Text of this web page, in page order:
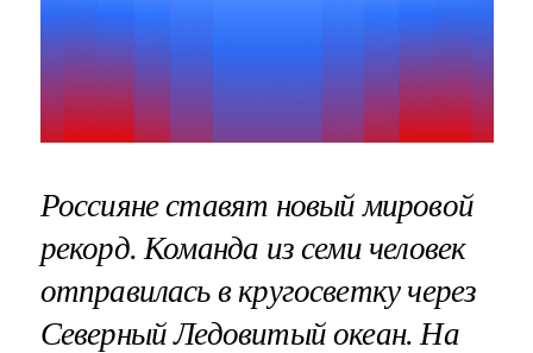
Россияне ставят новый мировой
рекорд. Команда из семи человек
отправилась в кругосветку через
Северный Ледовитый океан. На